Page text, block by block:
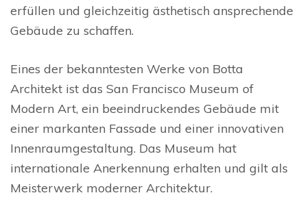
erfüllen und gleichzeitig ästhetisch ansprechende
Gebäude zu schaffen.
Eines der bekanntesten Werke von Botta
Architekt ist das San Francisco Museum of
Modern Art, ein beeindruckendes Gebäude mit
einer markanten Fassade und einer innovativen
Innenraumgestaltung. Das Museum hat
internationale Anerkennung erhalten und gilt als
Meisterwerk moderner Architektur.